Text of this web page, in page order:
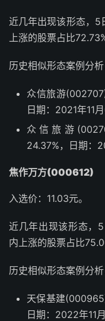
近几年出现该形态，5
上涨的股票占比72.73%
历史相似形态案例分析
众信旅游
日期：2021年11月
众信旅游
24.37%，日期：
焦作万方(000612)
入选价：11.03元。
近几年出现该形态，
内上涨的股票占比
历史相似形态案例分析
天保基建
日期：2022年11